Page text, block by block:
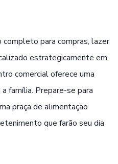
completo para compras, lazer
estrategicamente em
comercial oferece uma
família. Prepare-se para
praça de alimentação
que farão seu dia